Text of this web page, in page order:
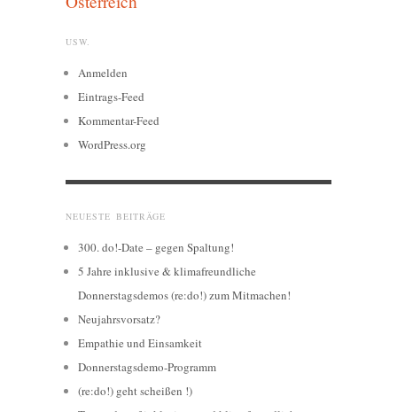
USW.
Anmelden
Eintrags-Feed
Kommentar-Feed
WordPress.org
NEUESTE BEITRÄGE
300. do!-Date – gegen Spaltung!
5 Jahre inklusive & klimafreundliche
Donnerstagsdemos (re:do!) zum Mitmachen!
Neujahrsvorsatz?
Empathie und Einsamkeit
Donnerstagsdemo-Programm
(re:do!) geht scheißen !)